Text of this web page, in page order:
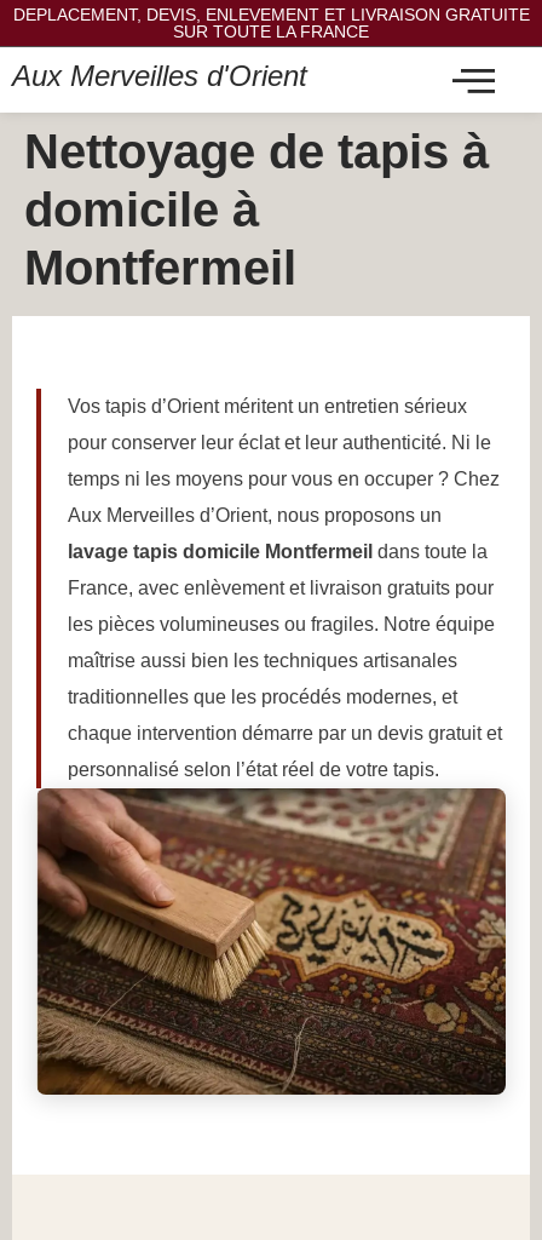
DEPLACEMENT, DEVIS, ENLEVEMENT ET LIVRAISON GRATUITE
SUR TOUTE LA FRANCE
Aux Merveilles d'Orient
Nettoyage de tapis à
domicile à
Montfermeil
Vos tapis d’Orient méritent un entretien sérieux
pour conserver leur éclat et leur authenticité. Ni le
temps ni les moyens pour vous en occuper ? Chez
Aux Merveilles d’Orient, nous proposons un
lavage tapis domicile Montfermeil dans toute la
France, avec enlèvement et livraison gratuits pour
les pièces volumineuses ou fragiles. Notre équipe
maîtrise aussi bien les techniques artisanales
traditionnelles que les procédés modernes, et
chaque intervention démarre par un devis gratuit et
personnalisé selon l’état réel de votre tapis.